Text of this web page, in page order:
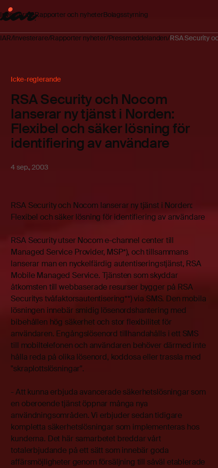
InvesterareRapporter och nyheterBolagsstyrning
IAR Investerare Rapporter nyheter Pressmeddelanden RSA Security
Icke-reglerande
RSA Security och Nocom
lanserar ny tjänst i Norden:
Flexibel och säker lösning för
identifiering av användare
4 sep., 2003
RSA Security och Nocom lanserar ny tjänst i Norden:
Flexibel och säker lösning för identifiering av användare
RSA Security utser Nocom e-channel center till
Managed Service Provider, MSP*), och tillsammans
lanserar man en nyckelfärdig autentiseringstjänst, RSA
Mobile Managed Service. Tjänsten som skyddar
åtkomsten till webbaserade resurser bygger på RSA
Securitys tvåfaktorsautentisering**) via SMS. Den mobila
lösningen innebär smidig lösenordshantering med
bibehållen hög säkerhet och stor flexibilitet för
användaren. Engångslösenord tillhandahålls i ett SMS
till mobiltelefonen och användaren behöver därmed inte
hålla reda på olika lösenord, koddosa eller trassla med
"skraplottslösningar".
- Att kunna erbjuda avancerade säkerhetslösningar som
en oberoende tjänst öppnar många nya
användningsområden. Vi erbjuder sedan tidigare
kompletta säkerhetslösningar som implementeras hos
kunderna. Det här samarbetet breddar vårt
totalerbjudande på ett sätt som innebär goda
affärsmöjligheter genom försäljning till såväl etablerade